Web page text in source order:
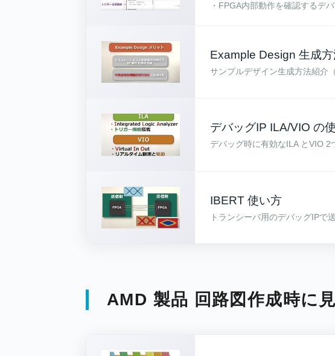
・FPGA内部動作を確認するデ
Example Design 生成
サンプルデザイン生成方法紹介
デバッグIP ILA/VIO の
デバッグ時に有効なILA とVIO 2
IBERT 使い方
トランシーバ用のデバッグIPで
AMD 製品 回路図作成時に